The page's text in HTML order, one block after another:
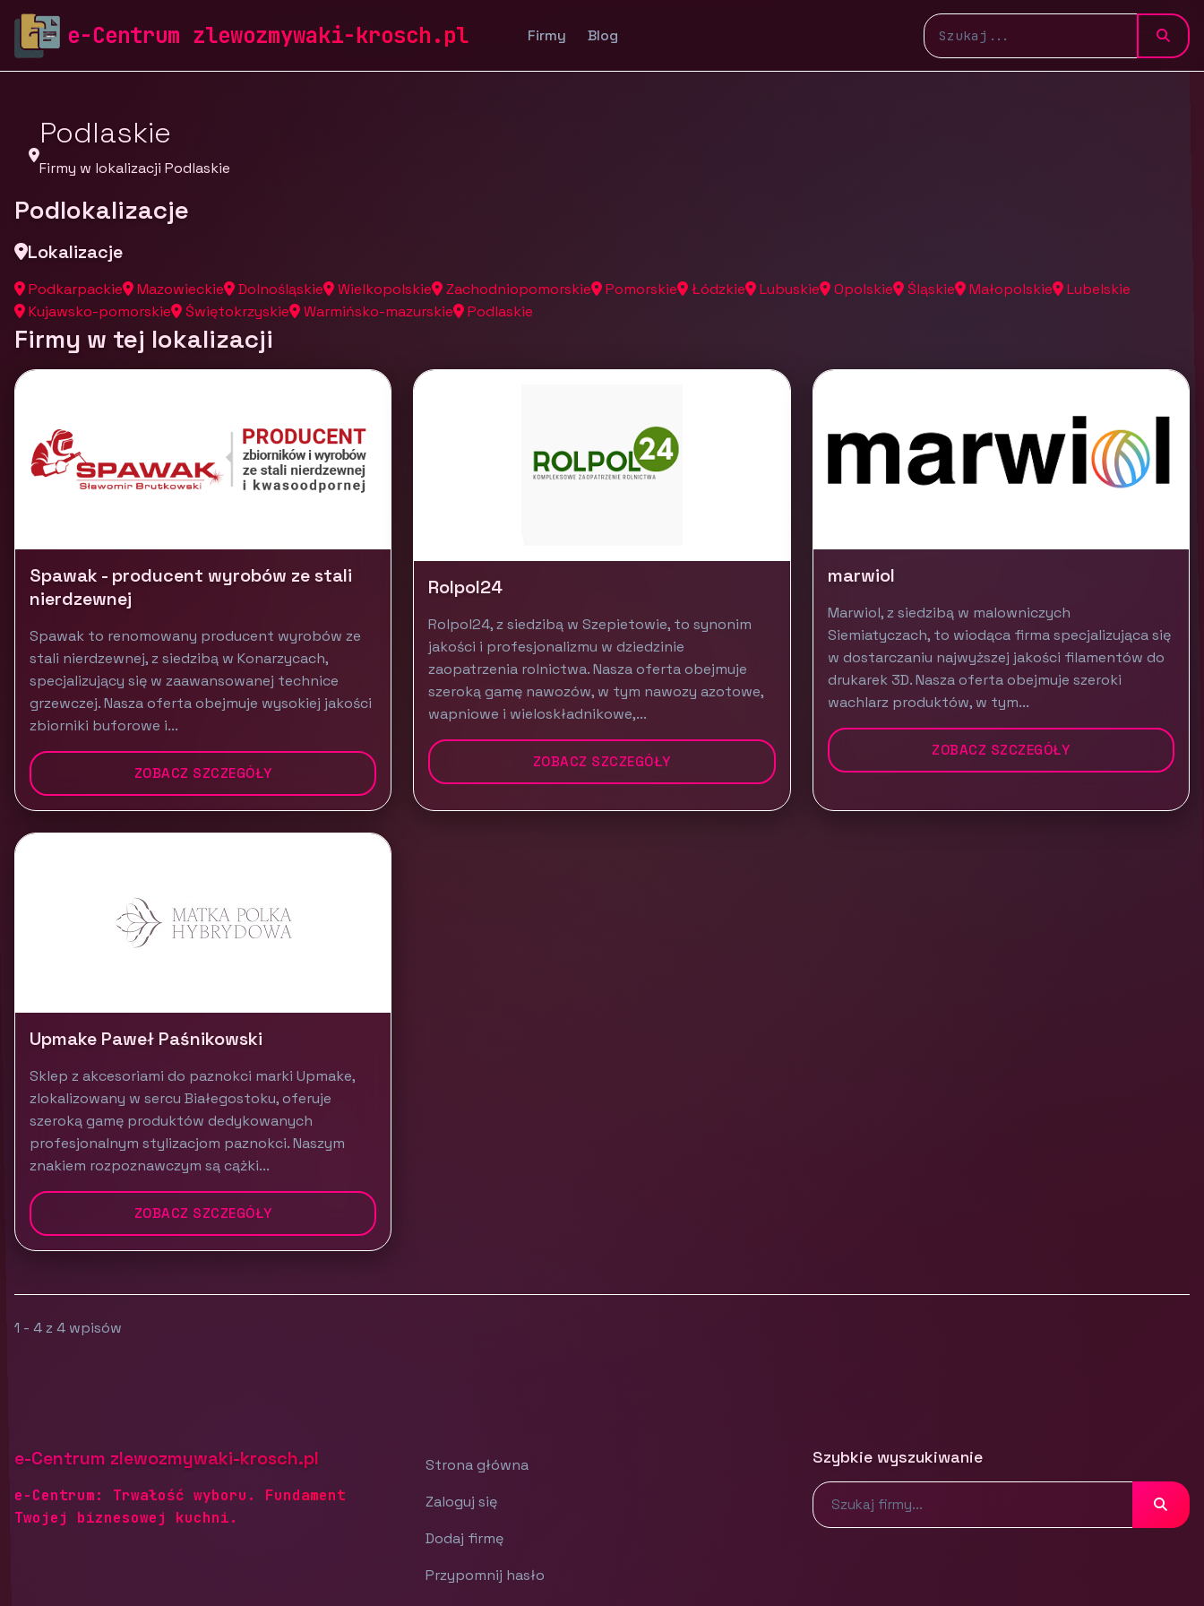
e-Centrum zlewozmywaki-krosch.pl Firmy Blog
zlewozmywaki-krosch.pl Firmy Firmy z województwa
Podlaskie
Firmy w lokalizacji Podlaskie
Podlokalizacje
Lokalizacje
Podkarpackie Mazowieckie Dolnośląskie Wielkopolskie Zachodniopomorskie Pomorskie Łódzkie Lubuskie Opolskie Śląskie Małopolskie
Lubelskie
Kujawsko-pomorskie
Świętokrzyskie Warmińsko-mazurskie Podlaskie
Firmy w tej lokalizacji
Spawak - producent wyrobów ze stali
nierdzewnej
Spawak to renomowany producent wyrobów ze
stali nierdzewnej, z siedzibą w Konarzycach,
specjalizujący się w zaawansowanej technice
grzewczej. Nasza oferta obejmuje wysokiej jakości
zbiorniki buforowe i...
ZOBACZ SZCZEGÓŁY
Rolpol24
Rolpol24, z siedzibą w Szepietowie, to synonim
jakości i profesjonalizmu w dziedzinie
zaopatrzenia rolnictwa. Nasza oferta obejmuje
szeroką gamę nawozów, w tym nawozy azotowe,
wapniowe i wieloskładnikowe,...
ZOBACZ SZCZEGÓŁY
marwiol
Marwiol, z siedzibą w malowniczych
Siemiatyczach, to wiodąca firma specjalizująca się
w dostarczaniu najwyższej jakości filamentów do
drukarek 3D. Nasza oferta obejmuje szeroki
wachlarz produktów, w tym...
ZOBACZ SZCZEGÓŁY
Upmake Paweł Paśnikowski
Sklep z akcesoriami do paznokci marki Upmake,
zlokalizowany w sercu Białegostoku, oferuje
szeroką gamę produktów dedykowanych
profesjonalnym stylizacjom paznokci. Naszym
znakiem rozpoznawczym są cążki...
ZOBACZ SZCZEGÓŁY
1 - 4 z 4 wpisów
e-Centrum zlewozmywaki-krosch.pl
e-Centrum: Trwałość wyboru. Fundament
Twojej biznesowej kuchni.
Strona główna
Zaloguj się
Dodaj firmę
Przypomnij hasło
Szybkie wyszukiwanie